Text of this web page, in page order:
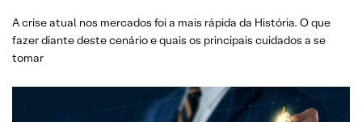
A crise atual nos mercados foi a mais rápida da História. O que
fazer diante deste cenário e quais os principais cuidados a se
tomar